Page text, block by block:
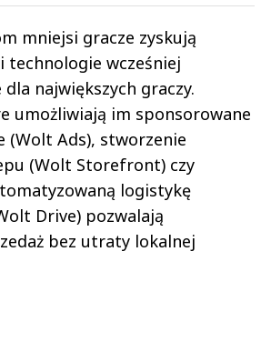
mniejsi gracze zyskują
technologie wcześniej
największych graczy.
umożliwiają im sponsorowane
(Wolt Ads), stworzenie
(Wolt Storefront) czy
logistykę
Drive) pozwalają
bez utraty lokalnej